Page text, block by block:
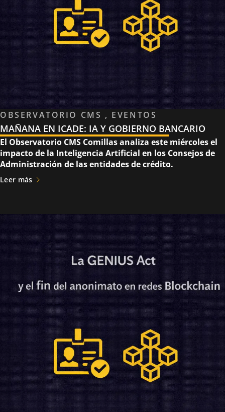
OBSERVATORIO CMS , EVENTOS
MAÑANA EN ICADE: IA Y GOBIERNO BANCARIO
El Observatorio CMS Comillas analiza este miércoles el
impacto de la Inteligencia Artificial en los Consejos de
Administración de las entidades de crédito.
Leer más